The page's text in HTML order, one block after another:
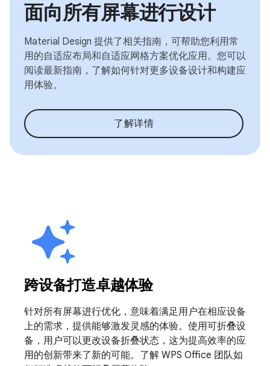
面向所有屏幕进行设计
Material Design 提供了相关指南，可帮助您利用常
用的自适应布局和自适应网格方案优化应用。您可以
阅读最新指南，了解如何针对更多设备设计和构建应
用体验。
了解详情
跨设备打造卓越体验
针对所有屏幕进行优化，意味着满足用户在相应设备
上的需求，提供能够激发灵感的体验。使用可折叠设
备，用户可以更改设备折叠状态，这为提高效率的应
用的创新带来了新的可能。了解 WPS Office 团队如